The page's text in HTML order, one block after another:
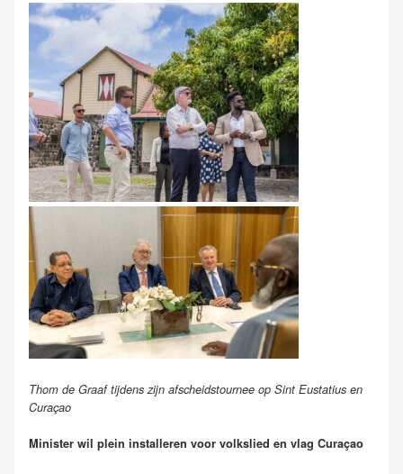
Thom de Graaf tijdens zijn afscheidstournee op Sint Eustatius en
Curaçao
Minister wil plein installeren voor volkslied en vlag Curaçao